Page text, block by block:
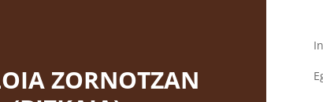
ZORNOTZAN